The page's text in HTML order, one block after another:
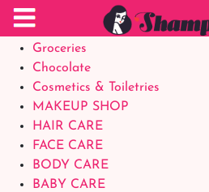
Food Supplements
Baby Foods
Groceries
Chocolate
Cosmetics & Toiletries
MAKEUP SHOP
HAIR CARE
FACE CARE
BODY CARE
BABY CARE